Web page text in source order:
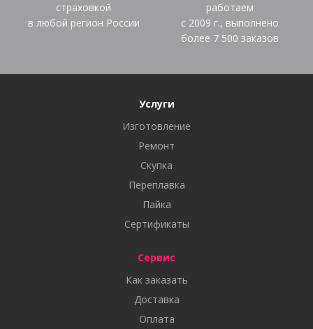
страховкой
в любой регион России
работаем
с 2009 г., выполнено
более 7 500 заказов
Услуги
Изготовление
Ремонт
Скупка
Переплавка
Пайка
Сертификаты
Сервис
Как заказать
Доставка
Оплата